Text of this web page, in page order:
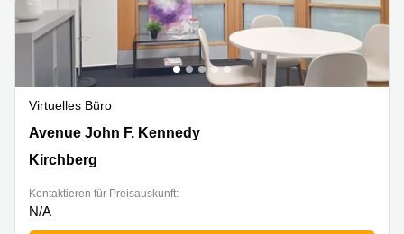
Virtuelles Büro
43 avenue John F. Kennedy, Kirchberg
Avenue John F. Kennedy
Kirchberg
Kontaktieren für Preisauskunft:
N/A